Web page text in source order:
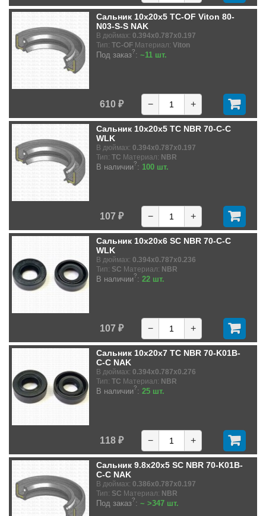
Сальник 10x20x5 TC-OF Viton 80-
N03-S-S NAK
В дюймах: 0.394x0.787x0.197
Тип: TC-OF Материал: Viton
Под заказ?: ~11 шт.
610 ₽ − +
Сальник 10x20x5 TC NBR 70-C-C
WLK
В дюймах: 0.394x0.787x0.197
Тип: TC Материал: NBR
В наличии?: 100 шт.
107 ₽ − +
Сальник 10x20x6 SC NBR 70-C-C
WLK
В дюймах: 0.394x0.787x0.236
Тип: SC Материал: NBR
В наличии?: 22 шт.
107 ₽ − +
Сальник 10x20x7 TC NBR 70-K01B-
C-C NAK
В дюймах: 0.394x0.787x0.276
Тип: TC Материал: NBR
В наличии?: 25 шт.
118 ₽ − +
Сальник 9.8x20x5 SC NBR 70-K01B-
C-C NAK
В дюймах: 0.386x0.787x0.197
Тип: SC Материал: NBR
Под заказ?: ~ >347 шт.